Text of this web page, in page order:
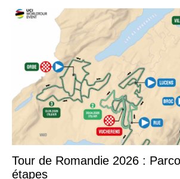
Tour de Romandie 2026 :
étapes